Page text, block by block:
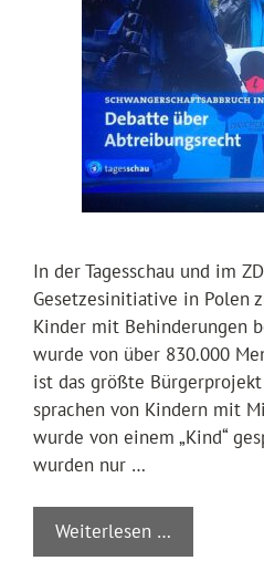
In der Tagesschau und im
Gesetzesinitiative in Polen
Kinder mit Behinderungen
wurde von über 830.000
ist das größte
sprachen von Kindern mit
wurde von einem „Kind“
wurden nur …
Weiterlesen …